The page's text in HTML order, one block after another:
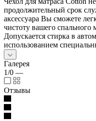
продолжительный срок
аксессуара Вы сможете
чистоту вашего спального
Допускается стирка в
использованием
Галерея
1/0 —
Отзывы